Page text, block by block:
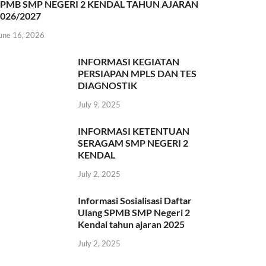
SMP NEGERI 2 KENDAL TAHUN AJARAN
2027
16, 2026
INFORMASI KEGIATAN
PERSIAPAN MPLS DAN TES
DIAGNOSTIK
July 9, 2025
INFORMASI KETENTUAN
SERAGAM SMP NEGERI 2
KENDAL
July 2, 2025
Informasi Sosialisasi Daftar
Ulang SPMB SMP Negeri 2
Kendal tahun ajaran 2025
July 2, 2025